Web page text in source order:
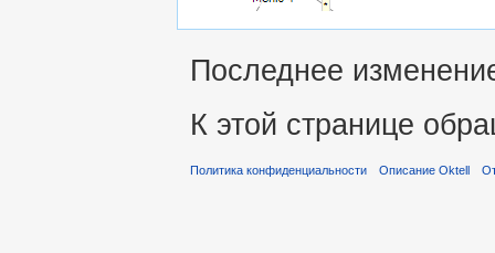
Последнее
К этой странице
Политика конфиденциальности Описание Oktell